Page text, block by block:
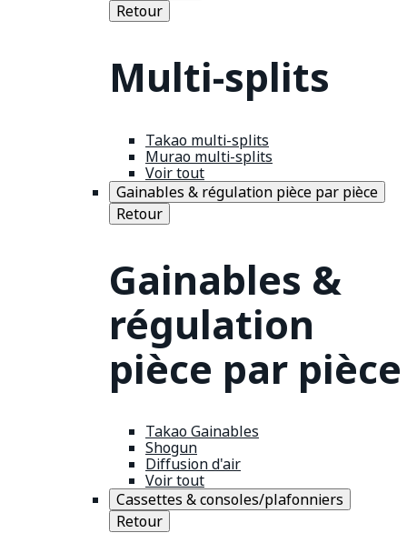
Retour
Multi-splits
Takao multi-splits
Murao multi-splits
Voir tout
Gainables & régulation pièce par pièce
Retour
Gainables &
régulation
pièce par pièce
Takao Gainables
Shogun
Diffusion d'air
Voir tout
Cassettes & consoles/plafonniers
Retour